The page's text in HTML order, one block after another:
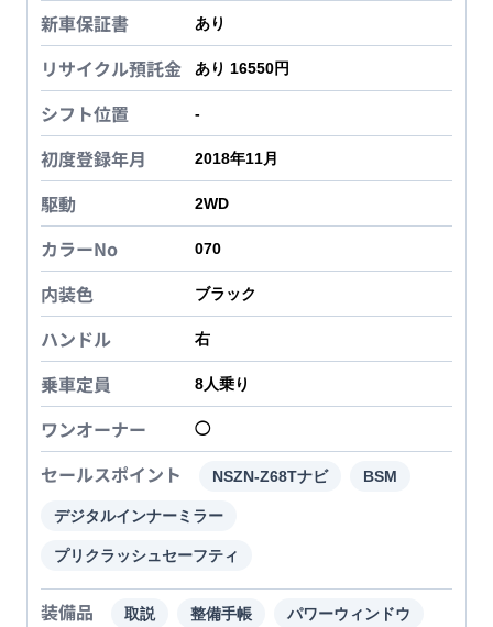
新車保証書 あり
リサイクル預託金 あり 16550円
シフト位置 -
初度登録年月 2018年11月
駆動 2WD
カラーNo 070
内装色 ブラック
ハンドル 右
乗車定員 8人乗り
ワンオーナー ◯
セールスポイント NSZN-Z68Tナビ BSM
デジタルインナーミラー
プリクラッシュセーフティ
装備品 取説 整備手帳 パワーウィンドウ